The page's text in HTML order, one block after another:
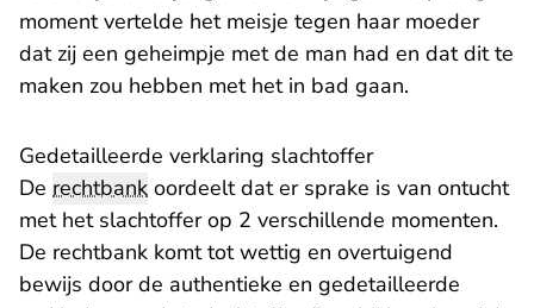
moment vertelde het meisje tegen haar moeder
dat zij een geheimpje met de man had en dat dit te
maken zou hebben met het in bad gaan.
Gedetailleerde verklaring slachtoffer
De rechtbank oordeelt dat er sprake is van ontucht
met het slachtoffer op 2 verschillende momenten.
De rechtbank komt tot wettig en overtuigend
bewijs door de authentieke en gedetailleerde